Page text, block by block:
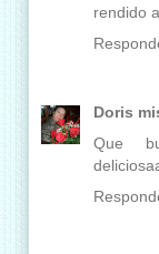
rendido
Doris
Que